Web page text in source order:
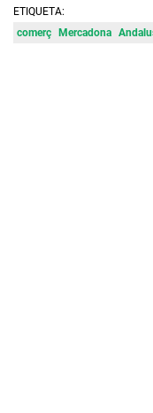
ETIQUETA:
comerç Mercadona